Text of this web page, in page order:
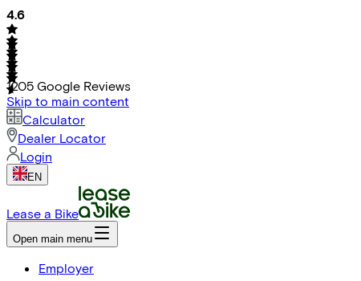
4.6
1205 Google Reviews
Skip to main content
Calculator
Dealer Locator
Login
EN
Lease a Bike
Open main menu
Employer